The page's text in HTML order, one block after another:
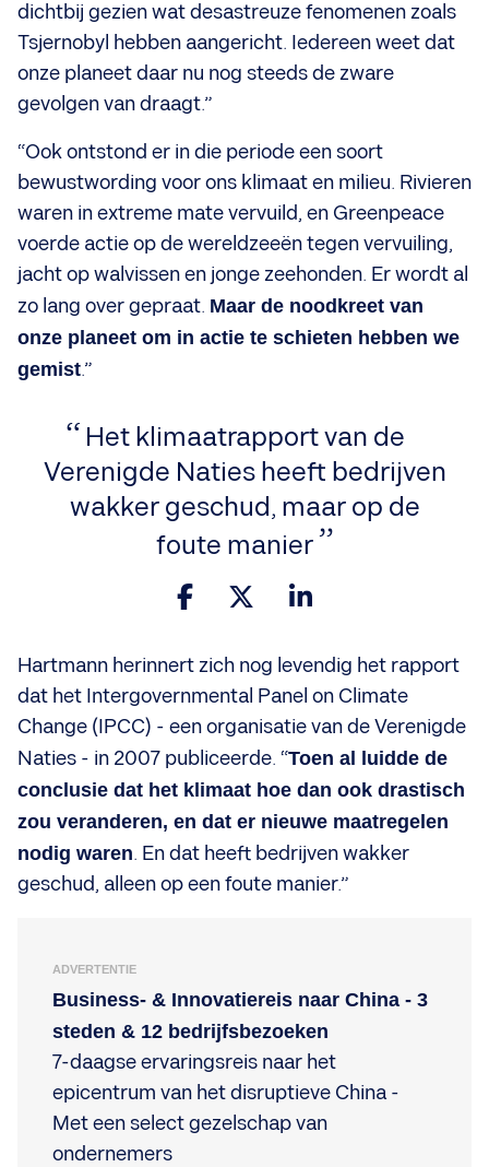
dichtbij gezien wat desastreuze fenomenen zoals
Tsjernobyl hebben aangericht. Iedereen weet dat
onze planeet daar nu nog steeds de zware
gevolgen van draagt.”
“Ook ontstond er in die periode een soort
bewustwording voor ons klimaat en milieu. Rivieren
waren in extreme mate vervuild, en Greenpeace
voerde actie op de wereldzeeën tegen vervuiling,
jacht op walvissen en jonge zeehonden. Er wordt al
zo lang over gepraat. Maar de noodkreet van
onze planeet om in actie te schieten hebben we
gemist.”
Het klimaatrapport van de
Verenigde Naties heeft bedrijven
wakker geschud, maar op de
foute manier
Hartmann herinnert zich nog levendig het rapport
dat het Intergovernmental Panel on Climate
Change (IPCC) - een organisatie van de Verenigde
Naties - in 2007 publiceerde. “Toen al luidde de
conclusie dat het klimaat hoe dan ook drastisch
zou veranderen, en dat er nieuwe maatregelen
nodig waren. En dat heeft bedrijven wakker
geschud, alleen op een foute manier.”
ADVERTENTIE
Business- & Innovatiereis naar China - 3
steden & 12 bedrijfsbezoeken
7-daagse ervaringsreis naar het
epicentrum van het disruptieve China -
Met een select gezelschap van
ondernemers